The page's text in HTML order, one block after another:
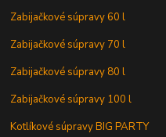
Zabijačkové súpravy 60 l
Zabijačkové súpravy 70 l
Zabijačkové súpravy 80 l
Zabijačkové súpravy 100 l
Kotlíkové súpravy BIG PARTY